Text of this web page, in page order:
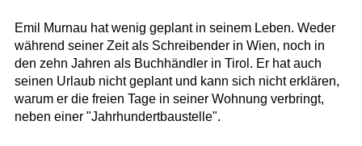
Emil Murnau hat wenig geplant in seinem Leben. Weder
während seiner Zeit als Schreibender in Wien, noch in
den zehn Jahren als Buchhändler in Tirol. Er hat auch
seinen Urlaub nicht geplant und kann sich nicht erklären,
warum er die freien Tage in seiner Wohnung verbringt,
neben einer "Jahrhundertbaustelle".